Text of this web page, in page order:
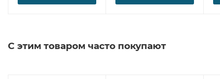
С этим товаром часто покупают